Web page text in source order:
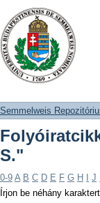
szerint
DSpace/Manakin
Semmelweis
S."
0-9 A B C D E F G H J
Írjon be néhány